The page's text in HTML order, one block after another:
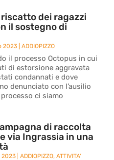
dei ragazzi
il sostegno di
2023 |ADDIOPIZZO
il processo Octopus in cui
di estorsione aggravata
condannati e dove
denunciato con l’ausilio
ci siamo
di raccolta
via Ingrassia in una
2023 |ADDIOPIZZO,ATTIVITA'